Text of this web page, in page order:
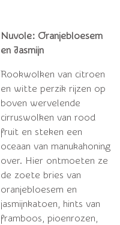
Nuvole: Oranjebloesem
en Jasmijn
Rookwolken van citroen
en witte perzik rijzen op
boven wervelende
cirruswolken van rood
fruit en steken een
oceaan van manukahoning
over. Hier ontmoeten ze
de zoete bries van
oranjebloesem en
jasmijnkatoen, hints van
framboos, pioenrozen,